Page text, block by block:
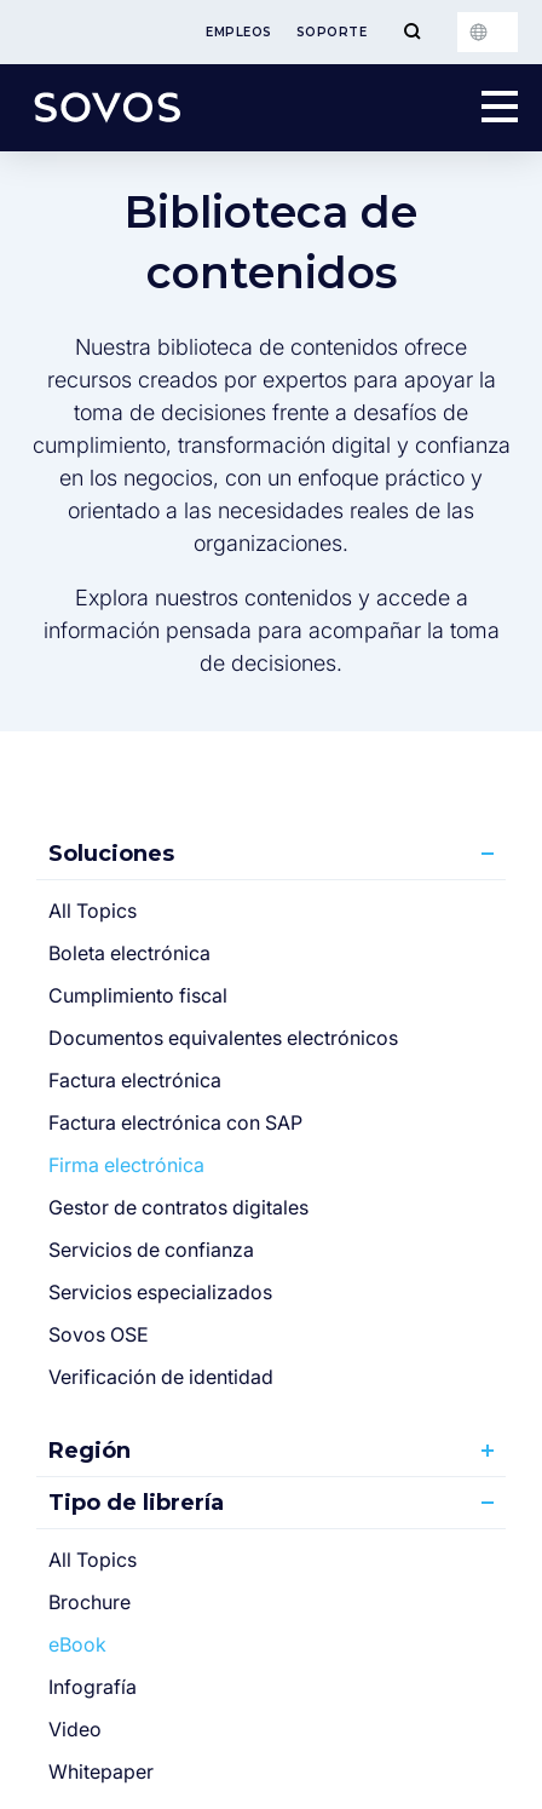
EMPLEOS SOPORTE
Biblioteca de
contenidos
Nuestra biblioteca de contenidos ofrece
recursos creados por expertos para apoyar la
toma de decisiones frente a desafíos de
cumplimiento, transformación digital y confianza
en los negocios, con un enfoque práctico y
orientado a las necesidades reales de las
organizaciones.
Explora nuestros contenidos y accede a
información pensada para acompañar la toma
de decisiones.
Soluciones
All Topics
Boleta electrónica
Cumplimiento fiscal
Documentos equivalentes electrónicos
Factura electrónica
Factura electrónica con SAP
Firma electrónica
Gestor de contratos digitales
Servicios de confianza
Servicios especializados
Sovos OSE
Verificación de identidad
Región
Tipo de librería
All Topics
Brochure
eBook
Infografía
Video
Whitepaper